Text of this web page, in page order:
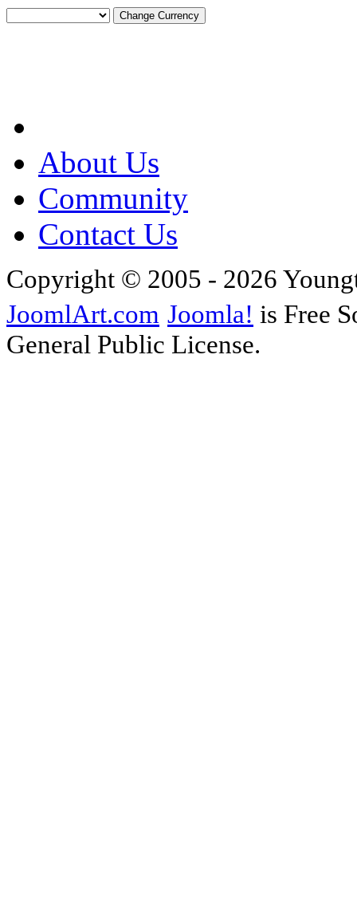
About Us
Community
Contact Us
Copyright © 2005 - 2026
JoomlArt.com Joomla! is Free
General Public License.